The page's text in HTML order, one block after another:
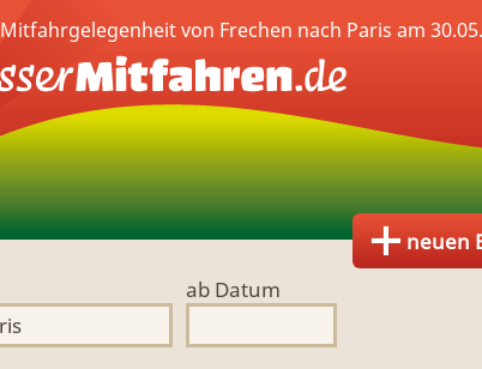
neuen
ab Datum
Mitfahrgelegenheit von Frechen nach Paris am